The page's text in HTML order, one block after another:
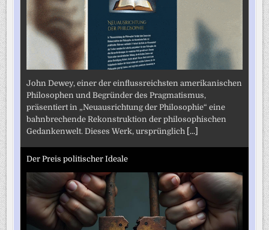
John Dewey, einer der einflussreichsten amerikanischen
Philosophen und Begründer des Pragmatismus,
präsentiert in „Neuausrichtung der Philosophie“ eine
bahnbrechende Rekonstruktion der philosophischen
Gedankenwelt. Dieses Werk, ursprünglich
[...]
Der Preis politischer Ideale